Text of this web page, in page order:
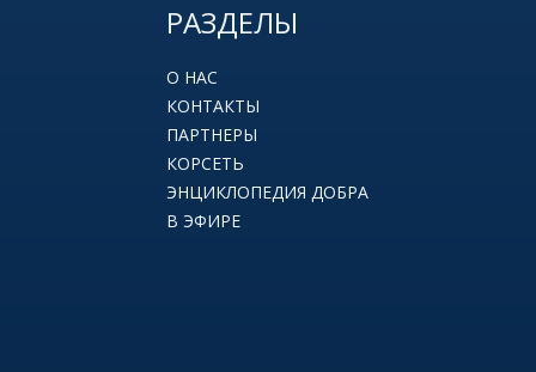
РАЗДЕЛЫ
О НАС
КОНТАКТЫ
ПАРТНЕРЫ
КОРСЕТЬ
ЭНЦИКЛОПЕДИЯ ДОБРА
В ЭФИРЕ